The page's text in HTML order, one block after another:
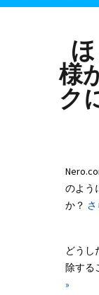
様
ク
のよう
か？
どうし
除する
»